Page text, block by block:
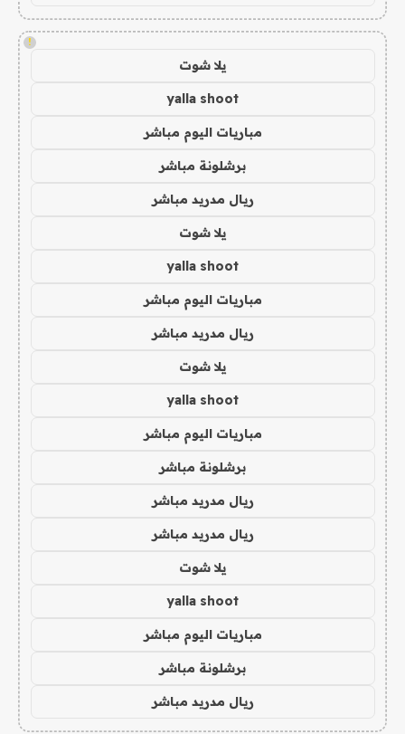
!
يلا شوت
yalla shoot
مباريات اليوم مباشر
برشلونة مباشر
ريال مدريد مباشر
يلا شوت
yalla shoot
مباريات اليوم مباشر
ريال مدريد مباشر
يلا شوت
yalla shoot
مباريات اليوم مباشر
برشلونة مباشر
ريال مدريد مباشر
ريال مدريد مباشر
يلا شوت
yalla shoot
مباريات اليوم مباشر
برشلونة مباشر
ريال مدريد مباشر